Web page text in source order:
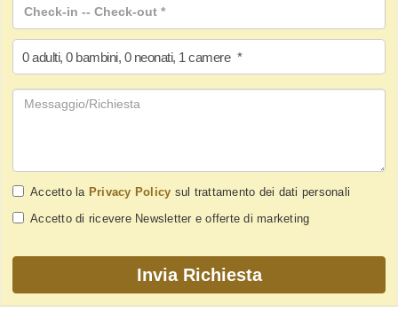
0 adulti, 0 bambini, 0 neonati, 1 camere *
Accetto la Privacy Policy sul trattamento dei dati personali
Accetto di ricevere Newsletter e offerte di marketing